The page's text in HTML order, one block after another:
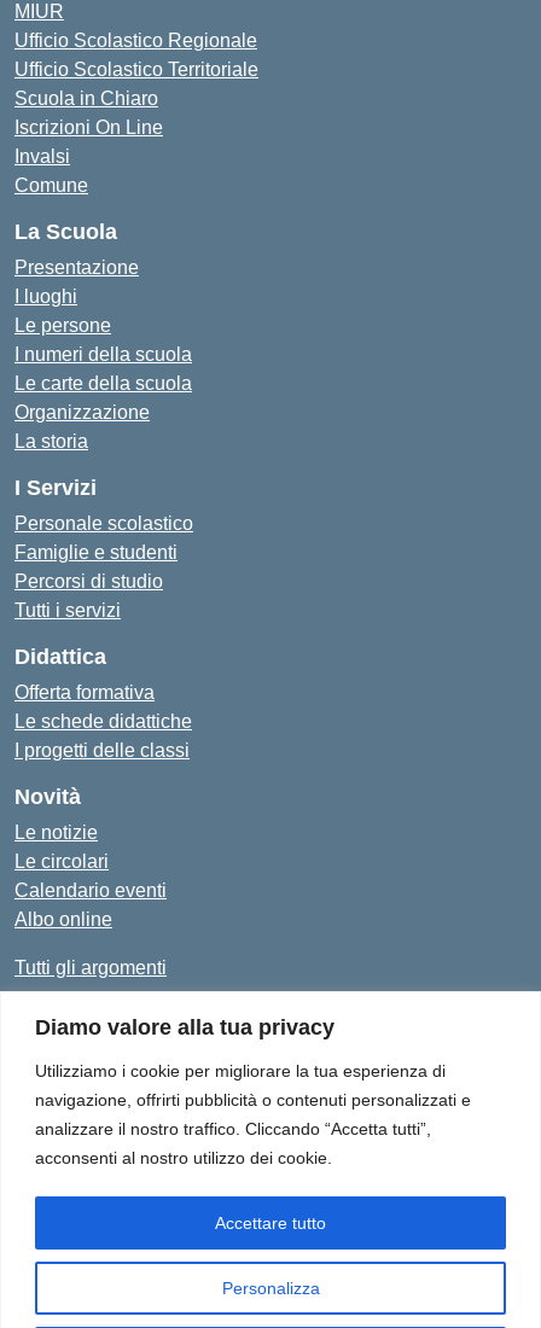
Diamo valore alla tua privacy
Utilizziamo i cookie per migliorare la tua esperienza di
navigazione, offrirti pubblicità o contenuti personalizzati e
analizzare il nostro traffico. Cliccando “Accetta tutti”,
acconsenti al nostro utilizzo dei cookie.
Personalizza
Accettare tutto
MIUR
Ufficio Scolastico Regionale
Ufficio Scolastico Territoriale
Scuola in Chiaro
Iscrizioni On Line
Invalsi
Comune
La Scuola
Presentazione
I luoghi
Le persone
I numeri della scuola
Le carte della scuola
Organizzazione
La storia
I Servizi
Personale scolastico
Famiglie e studenti
Percorsi di studio
Tutti i servizi
Didattica
Offerta formativa
Le schede didattiche
I progetti delle classi
Novità
Le notizie
Le circolari
Calendario eventi
Albo online
Tutti gli argomenti
Amministrazione TrasparenteAlbo Online
Dichiarazione di accessibilità
Istituto Comprensivo "Don Enrico Smaldone" - Via Europa 1,
SAIC8BN00Q@pec.istruzione.it